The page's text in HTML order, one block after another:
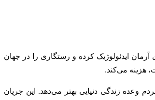
ایدئولوژیک کرده و رستگاری را در جهان
هزینه می‌کند.
وعده زندگی دنیایی بهتر می‌دهد. این جریان